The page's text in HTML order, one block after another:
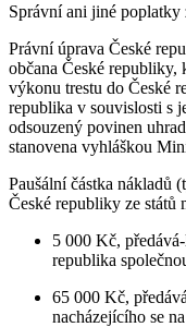
Správní ani jiné poplatky
Právní úprava České
občana České republiky,
výkonu trestu do České
republika v souvislosti s
odsouzený povinen
stanovena vyhláškou
Paušální částka nákladů
České republiky ze
5 000 Kč,
republika
65 000 Kč,
nacházejícího se